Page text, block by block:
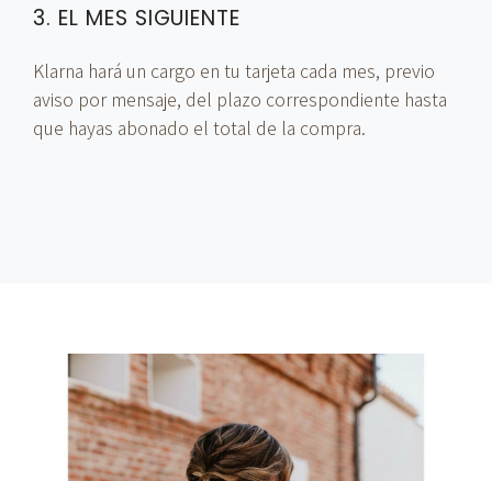
3. EL MES SIGUIENTE
Klarna hará un cargo en tu tarjeta cada mes, previo
aviso por mensaje, del plazo correspondiente hasta
que hayas abonado el total de la compra.